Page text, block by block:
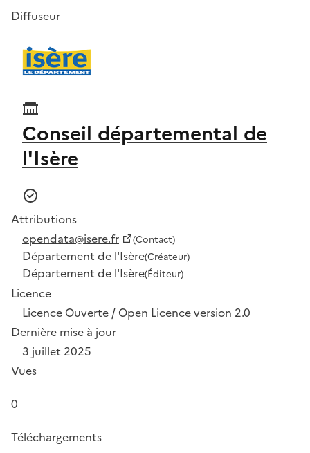
Diffuseur
Conseil départemental de
l'Isère
Attributions
opendata@isere.fr
(Contact)
Département de l'Isère(Créateur)
Département de l'Isère(Éditeur)
Licence
Licence Ouverte / Open Licence version 2.0
Dernière mise à jour
3 juillet 2025
Vues
0
Téléchargements